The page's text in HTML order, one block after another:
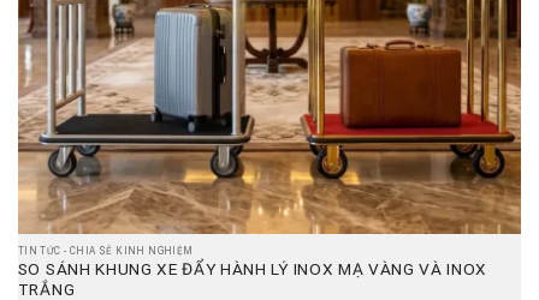
TIN TỨC - CHIA SẺ KINH NGHIỆM
SO SÁNH KHUNG XE ĐẨY HÀNH LÝ INOX MẠ VÀNG VÀ INOX
TRẮNG